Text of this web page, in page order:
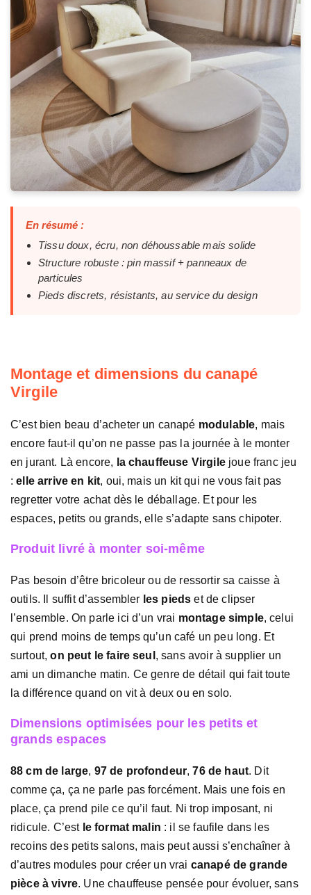
En résumé :
Tissu doux, écru, non déhoussable mais solide
Structure robuste : pin massif + panneaux de
particules
Pieds discrets, résistants, au service du design
Montage et dimensions du canapé
Virgile
C’est bien beau d’acheter un canapé modulable, mais
encore faut-il qu’on ne passe pas la journée à le monter
en jurant. Là encore, la chauffeuse Virgilejoue franc jeu
:elle arrive en kit, oui, mais un kit qui ne vous fait pas
regretter votre achat dès le déballage. Et pour les
espaces, petits ou grands, elle s’adapte sans chipoter.
Produit livré à monter soi-même
Pas besoin d’être bricoleur ou de ressortir sa caisse à
outils. Il suffit d’assembler les pieds et de clipser
l’ensemble. On parle ici d’un vrai montage simple, celui
qui prend moins de temps qu’un café un peu long. Et
surtout,on peut le faire seul , sans avoir à supplier un
ami un dimanche matin. Ce genre de détail qui fait toute
la différence quand on vit à deux ou en solo.
Dimensions optimisées pour les petits et
grands espaces
88 cm de large, 97 de profondeur,76 de haut. Dit
comme ça, ça ne parle pas forcément. Mais une fois en
place, ça prend pile ce qu’il faut. Ni trop imposant, ni
ridicule. C’est le format malin : il se faufile dans les
recoins des petits salons, mais peut aussi s’enchaîner à
d’autres modules pour créer un vrai canapé de grande
pièce à vivre. Une chauffeuse pensée pour évoluer, sans